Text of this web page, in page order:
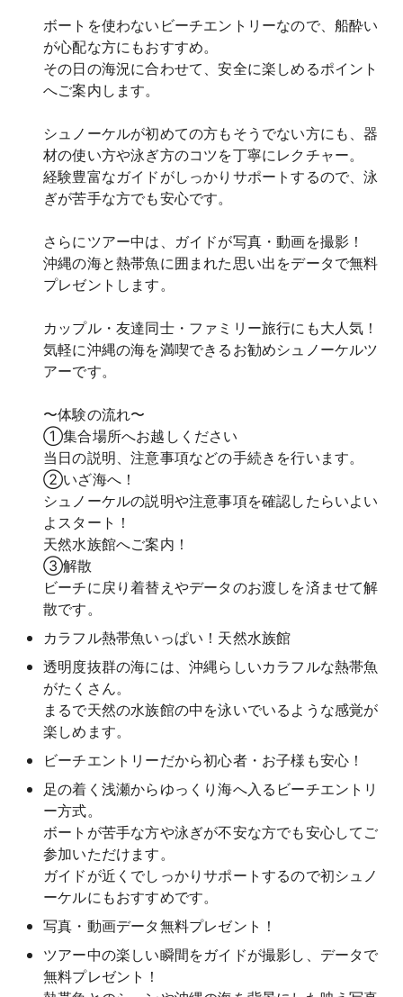
ボートを使わないビーチエントリーなので、船酔い
が心配な方にもおすすめ。
その日の海況に合わせて、安全に楽しめるポイント
へご案内します。
シュノーケルが初めての方もそうでない方にも、器
材の使い方や泳ぎ方のコツを丁寧にレクチャー。
経験豊富なガイドがしっかりサポートするので、泳
ぎが苦手な方でも安心です。
さらにツアー中は、ガイドが写真・動画を撮影！
沖縄の海と熱帯魚に囲まれた思い出をデータで無料
プレゼントします。
カップル・友達同士・ファミリー旅行にも大人気！
気軽に沖縄の海を満喫できるお勧めシュノーケルツ
アーです。
〜体験の流れ〜
①集合場所へお越しください
当日の説明、注意事項などの手続きを行います。
②いざ海へ！
シュノーケルの説明や注意事項を確認したらいよい
よスタート！
天然水族館へご案内！
③解散
ビーチに戻り着替えやデータのお渡しを済ませて解
散です。
カラフル熱帯魚いっぱい！天然水族館
透明度抜群の海には、沖縄らしいカラフルな熱帯魚
がたくさん。
まるで天然の水族館の中を泳いでいるような感覚が
楽しめます。
ビーチエントリーだから初心者・お子様も安心！
足の着く浅瀬からゆっくり海へ入るビーチエントリ
ー方式。
ボートが苦手な方や泳ぎが不安な方でも安心してご
参加いただけます。
ガイドが近くでしっかりサポートするので初シュノ
ーケルにもおすすめです。
写真・動画データ無料プレゼント！
ツアー中の楽しい瞬間をガイドが撮影し、データで
無料プレゼント！